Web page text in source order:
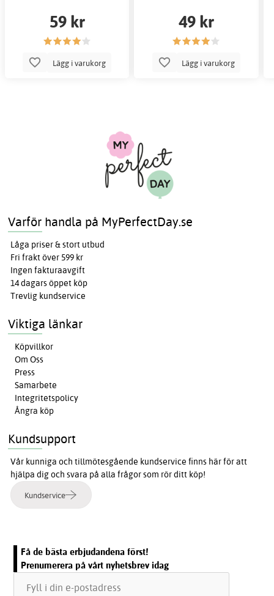
59 kr
Lägg i varukorg
49 kr
Lägg i varukorg
Varför handla på MyPerfectDay.se
Låga priser & stort utbud
Fri frakt över 599 kr
Ingen fakturaavgift
14 dagars öppet köp
Trevlig kundservice
Viktiga länkar
Köpvillkor
Om Oss
Press
Samarbete
Integritetspolicy
Ångra köp
Kundsupport
Vår kunniga och tillmötesgående kundservice finns här för att
hjälpa dig och svara på alla frågor som rör ditt köp!
Kundservice
Få de bästa erbjudandena först!
Prenumerera på vårt nyhetsbrev idag